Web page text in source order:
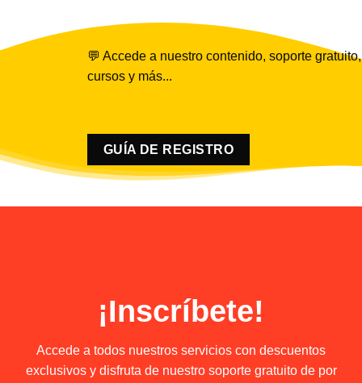
💬 Accede a nuestro contenido, soporte gratuito,
cursos y más...
GUÍA DE REGISTRO
¡Inscríbete!
Accede a todos nuestros servicios con descuentos
exclusivos y disfruta de nuestro soporte gratuito de por